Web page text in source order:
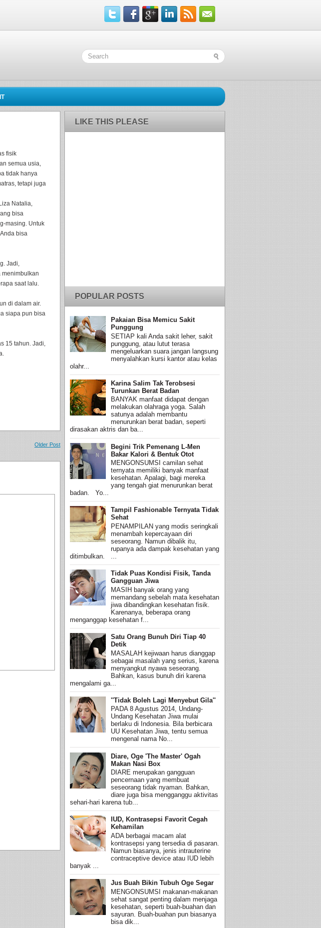
fisik
semua usia,
tidak hanya
tetapi juga
Natalia,
bisa
masing. Untuk
bisa
Jadi,
menimbulkan
saat lalu.
di dalam air.
siapa pun bisa
15 tahun. Jadi,
Older Post
LIKE THIS PLEASE
POPULAR POSTS
Pakaian Bisa Memicu Sakit
Punggung
SETIAP kali Anda sakit leher, sakit
punggung, atau lutut terasa
mengeluarkan suara jangan langsung
menyalahkan kursi kantor atau kelas
olahr...
Karina Salim Tak Terobsesi
Turunkan Berat Badan
BANYAK manfaat didapat dengan
melakukan olahraga yoga. Salah
satunya adalah membantu
menurunkan berat badan, seperti
dirasakan aktris dan ba...
Begini Trik Pemenang L-Men
Bakar Kalori & Bentuk Otot
MENGONSUMSI camilan sehat
ternyata memiliki banyak manfaat
kesehatan. Apalagi, bagi mereka
yang tengah giat menurunkan berat
badan. Yo...
Tampil Fashionable Ternyata Tidak
Sehat
PENAMPILAN yang modis seringkali
menambah kepercayaan diri
seseorang. Namun dibalik itu,
rupanya ada dampak kesehatan yang
ditimbulkan. ...
Tidak Puas Kondisi Fisik, Tanda
Gangguan Jiwa
MASIH banyak orang yang
memandang sebelah mata kesehatan
jiwa dibandingkan kesehatan fisik.
Karenanya, beberapa orang
menganggap kesehatan f...
Satu Orang Bunuh Diri Tiap 40
Detik
MASALAH kejiwaan harus dianggap
sebagai masalah yang serius, karena
menyangkut nyawa seseorang.
Bahkan, kasus bunuh diri karena
mengalami ga...
''Tidak Boleh Lagi Menyebut Gila''
PADA 8 Agustus 2014, Undang-
Undang Kesehatan Jiwa mulai
berlaku di Indonesia. Bila berbicara
UU Kesehatan Jiwa, tentu semua
mengenal nama No...
Diare, Oge 'The Master' Ogah
Makan Nasi Box
DIARE merupakan gangguan
pencernaan yang membuat
seseorang tidak nyaman. Bahkan,
diare juga bisa mengganggu aktivitas
sehari-hari karena tub...
IUD, Kontrasepsi Favorit Cegah
Kehamilan
ADA berbagai macam alat
kontrasepsi yang tersedia di pasaran.
Namun biasanya, jenis intrauterine
contraceptive device atau IUD lebih
banyak ...
Jus Buah Bikin Tubuh Oge Segar
MENGONSUMSI makanan-makanan
sehat sangat penting dalam menjaga
kesehatan, seperti buah-buahan dan
sayuran. Buah-buahan pun biasanya
bisa dik...